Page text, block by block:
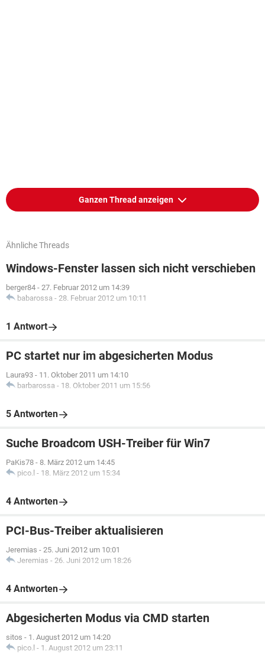
Ganzen Thread anzeigen
Ähnliche Threads
Windows-Fenster lassen sich nicht verschieben
berger84 - 27. Februar 2012 um 14:39
babarossa - 28. Februar 2012 um 10:11
1 Antwort
PC startet nur im abgesicherten Modus
Laura93 - 11. Oktober 2011 um 14:10
barbarossa - 18. Oktober 2011 um 15:56
5 Antworten
Suche Broadcom USH-Treiber für Win7
PaKis78 - 8. März 2012 um 14:45
pico.l - 18. März 2012 um 15:34
4 Antworten
PCI-Bus-Treiber aktualisieren
Jeremias - 25. Juni 2012 um 10:01
Jeremias - 26. Juni 2012 um 18:26
4 Antworten
Abgesicherten Modus via CMD starten
sitos - 1. August 2012 um 14:20
pico.l - 1. August 2012 um 23:11